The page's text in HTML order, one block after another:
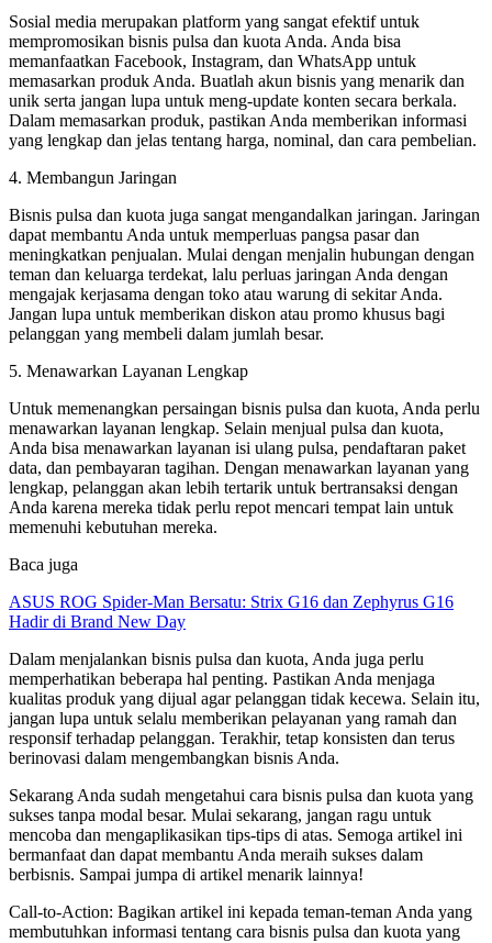
Sosial media merupakan platform yang sangat efektif untuk
mempromosikan bisnis pulsa dan kuota Anda. Anda bisa
memanfaatkan Facebook, Instagram, dan WhatsApp untuk
memasarkan produk Anda. Buatlah akun bisnis yang menarik dan
unik serta jangan lupa untuk meng-update konten secara berkala.
Dalam memasarkan produk, pastikan Anda memberikan informasi
yang lengkap dan jelas tentang harga, nominal, dan cara pembelian.
4. Membangun Jaringan
Bisnis pulsa dan kuota juga sangat mengandalkan jaringan. Jaringan
dapat membantu Anda untuk memperluas pangsa pasar dan
meningkatkan penjualan. Mulai dengan menjalin hubungan dengan
teman dan keluarga terdekat, lalu perluas jaringan Anda dengan
mengajak kerjasama dengan toko atau warung di sekitar Anda.
Jangan lupa untuk memberikan diskon atau promo khusus bagi
pelanggan yang membeli dalam jumlah besar.
5. Menawarkan Layanan Lengkap
Untuk memenangkan persaingan bisnis pulsa dan kuota, Anda perlu
menawarkan layanan lengkap. Selain menjual pulsa dan kuota,
Anda bisa menawarkan layanan isi ulang pulsa, pendaftaran paket
data, dan pembayaran tagihan. Dengan menawarkan layanan yang
lengkap, pelanggan akan lebih tertarik untuk bertransaksi dengan
Anda karena mereka tidak perlu repot mencari tempat lain untuk
memenuhi kebutuhan mereka.
Baca juga
ASUS ROG Spider-Man Bersatu: Strix G16 dan Zephyrus G16
Hadir di Brand New Day
Dalam menjalankan bisnis pulsa dan kuota, Anda juga perlu
memperhatikan beberapa hal penting. Pastikan Anda menjaga
kualitas produk yang dijual agar pelanggan tidak kecewa. Selain itu,
jangan lupa untuk selalu memberikan pelayanan yang ramah dan
responsif terhadap pelanggan. Terakhir, tetap konsisten dan terus
berinovasi dalam mengembangkan bisnis Anda.
Sekarang Anda sudah mengetahui cara bisnis pulsa dan kuota yang
sukses tanpa modal besar. Mulai sekarang, jangan ragu untuk
mencoba dan mengaplikasikan tips-tips di atas. Semoga artikel ini
bermanfaat dan dapat membantu Anda meraih sukses dalam
berbisnis. Sampai jumpa di artikel menarik lainnya!
Call-to-Action: Bagikan artikel ini kepada teman-teman Anda yang
membutuhkan informasi tentang cara bisnis pulsa dan kuota yang